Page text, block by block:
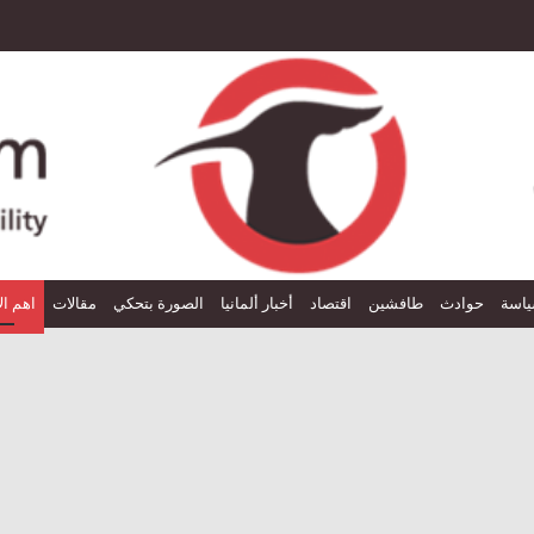
حوادث طافشين اقتصاد أخبار ألمانيا الصورة بتحكي مقالات اهم